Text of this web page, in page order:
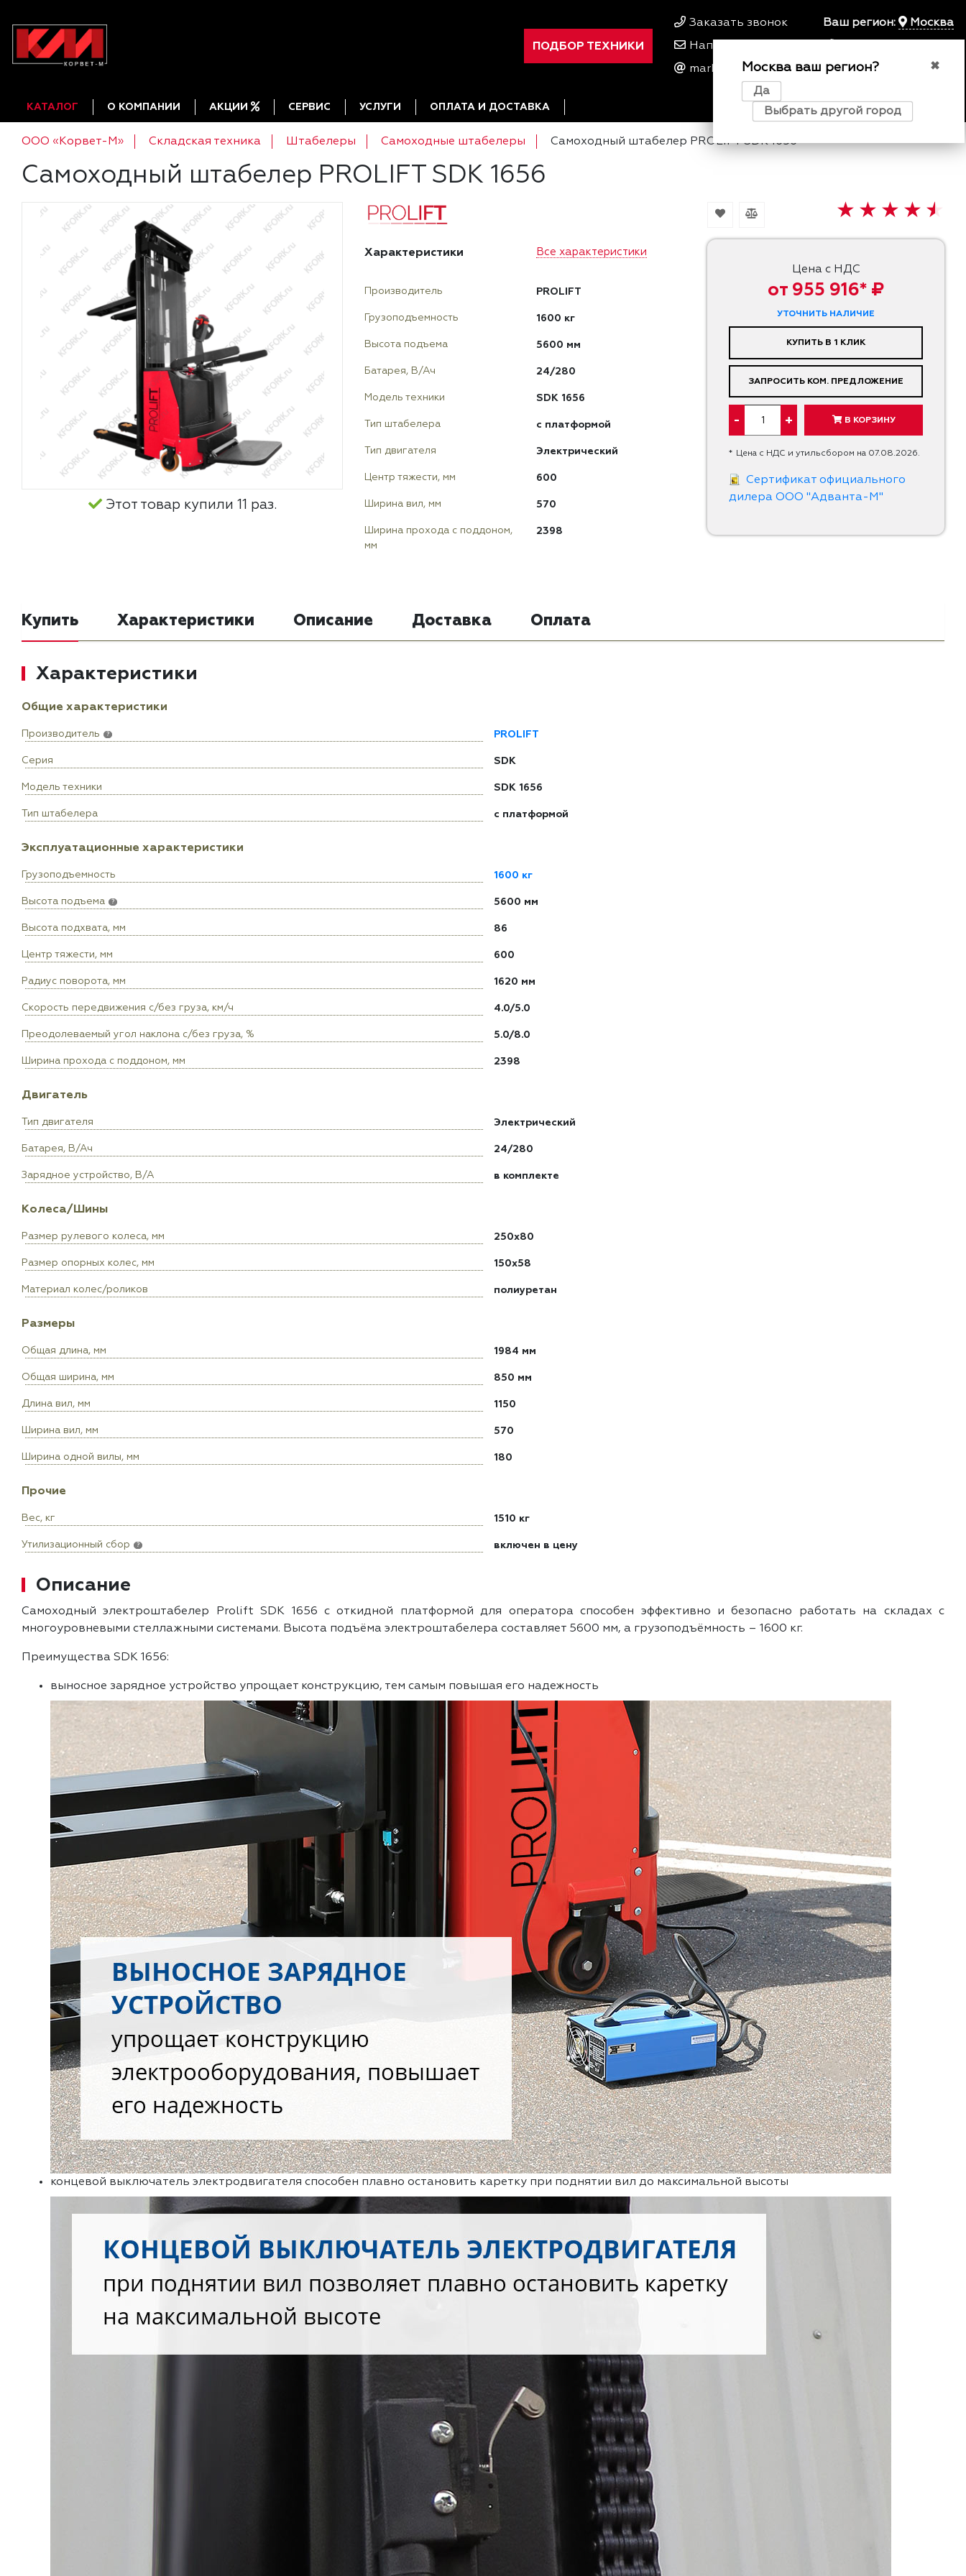
ПОДБОР ТЕХНИКИ
Заказать звонок
Написать нам
marketing@kfork.ru
Ваш регион: Москва
✖
Москва ваш регион?
Да
Выбрать другой город
Пн-Пт 9
00
КАТАЛОГ О КОМПАНИИ АКЦИИ СЕРВИС УСЛУГИ ОПЛАТА И ДОСТАВКА 0
ООО «Корвет-М» Складская техника Штабелеры Самоходные штабелеры Самоходный штабелер PROLIFT SDK 1656
Самоходный штабелер PROLIFT SDK 1656
Цена с НДС
от 955 916* ₽
УТОЧНИТЬ НАЛИЧИЕ
КУПИТЬ В 1 КЛИК
ЗАПРОСИТЬ КОМ. ПРЕДЛОЖЕНИЕ
- + В КОРЗИНУ
* Цена с НДС и утильсбором на 07.08.2026.
Сертификат официального
дилера ООО "Адванта-М"
Этот товар купили 11 раз.
Характеристики Все характеристики
Производитель PROLIFT
Грузоподъемность 1600 кг
Высота подъема 5600 мм
Батарея, В/Ач 24/280
Модель техники SDK 1656
Тип штабелера с платформой
Тип двигателя Электрический
Центр тяжести, мм 600
Ширина вил, мм 570
Ширина прохода с поддоном,
мм
2398
Купить Характеристики Описание Доставка Оплата
Характеристики
Общие характеристики
Производитель ? PROLIFT
Серия SDK
Модель техники SDK 1656
Тип штабелера с платформой
Эксплуатационные характеристики
Грузоподъемность 1600 кг
Высота подъема ? 5600 мм
Высота подхвата, мм 86
Центр тяжести, мм 600
Радиус поворота, мм 1620 мм
Скорость передвижения с/без груза, км/ч 4.0/5.0
Преодолеваемый угол наклона с/без груза, % 5.0/8.0
Ширина прохода с поддоном, мм 2398
Двигатель
Тип двигателя Электрический
Батарея, В/Ач 24/280
Зарядное устройство, В/А в комплекте
Колеса/Шины
Размер рулевого колеса, мм 250x80
Размер опорных колес, мм 150x58
Материал колес/роликов полиуретан
Размеры
Общая длина, мм 1984 мм
Общая ширина, мм 850 мм
Длина вил, мм 1150
Ширина вил, мм 570
Ширина одной вилы, мм 180
Прочие
Вес, кг 1510 кг
Утилизационный сбор ? включен в цену
Описание
Самоходный электроштабелер Prolift SDK 1656 с откидной платформой для оператора способен эффективно и безопасно работать на складах с
многоуровневыми стеллажными системами. Высота подъёма электроштабелера составляет 5600 мм, а грузоподъёмность – 1600 кг.
Преимущества SDK 1656:
выносное зарядное устройство упрощает конструкцию, тем самым повышая его надежность
концевой выключатель электродвигателя способен плавно остановить каретку при поднятии вил до максимальной высоты